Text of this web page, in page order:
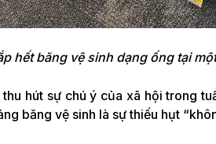
hết băng vệ sinh dạng ống tại
hút sự chú ý của xã hội trong
băng vệ sinh là sự thiếu hụt